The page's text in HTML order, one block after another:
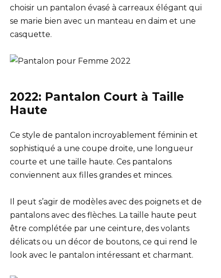
choisir un pantalon évasé à carreaux élégant qui
se marie bien avec un manteau en daim et une
casquette.
2022: Pantalon Court à Taille
Haute
Ce style de pantalon incroyablement féminin et
sophistiqué a une coupe droite, une longueur
courte et une taille haute. Ces pantalons
conviennent aux filles grandes et minces.
Il peut s’agir de modèles avec des poignets et de
pantalons avec des flèches. La taille haute peut
être complétée par une ceinture, des volants
délicats ou un décor de boutons, ce qui rend le
look avec le pantalon intéressant et charmant.